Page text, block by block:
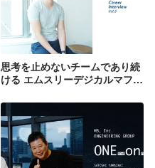
思考を止めないチームであり続
ける エムスリーデジカルマフィ